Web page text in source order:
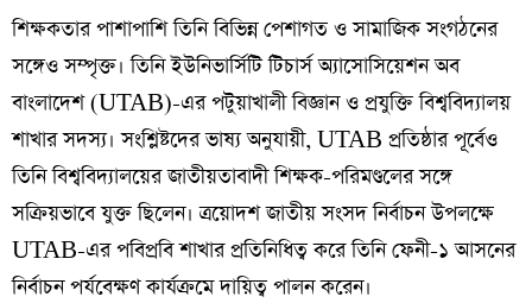
শিক্ষকতার পাশাপাশি তিনি বিভিন্ন পেশাগত ও সামাজিক সংগঠনের
সঙ্গেও সম্পৃক্ত। তিনি ইউনিভার্সিটি টিচার্স অ্যাসোসিয়েশন অব
বাংলাদেশ (UTAB)-এর পটুয়াখালী বিজ্ঞান ও প্রযুক্তি বিশ্ববিদ্যালয়
শাখার সদস্য। সংশ্লিষ্টদের ভাষ্য অনুযায়ী, UTAB প্রতিষ্ঠার পূর্বেও
তিনি বিশ্ববিদ্যালয়ের জাতীয়তাবাদী শিক্ষক-পরিমণ্ডলের সঙ্গে
সক্রিয়ভাবে যুক্ত ছিলেন। ত্রয়োদশ জাতীয় সংসদ নির্বাচন উপলক্ষে
UTAB-এর পবিপ্রবি শাখার প্রতিনিধিত্ব করে তিনি ফেনী-১ আসনের
নির্বাচন পর্যবেক্ষণ কার্যক্রমে দায়িত্ব পালন করেন।